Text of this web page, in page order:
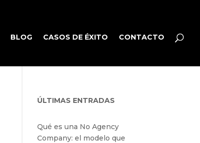
BLOG CASOS DE ÉXITO CONTACTO
ÚLTIMAS ENTRADAS
Qué es una No Agency
Company: el modelo que